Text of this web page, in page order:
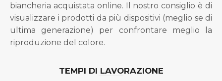
biancheria acquistata online. Il nostro consiglio è di
visualizzare i prodotti da più dispositivi (meglio se di
ultima generazione) per confrontare meglio la
riproduzione del colore.
TEMPI DI LAVORAZIONE